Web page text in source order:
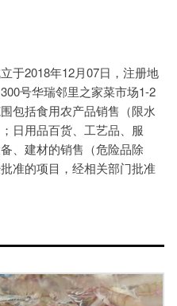
于2018年12月07日，注册地
号华瑞邻里之家菜市场1-2
包括食用农产品销售（限水
日用品百货、工艺品、服
、建材的销售（危险品除
准的项目，经相关部门批准